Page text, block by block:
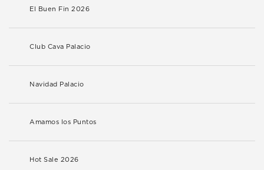
El Buen Fin 2026
Club Cava Palacio
Navidad Palacio
Amamos los Puntos
Hot Sale 2026